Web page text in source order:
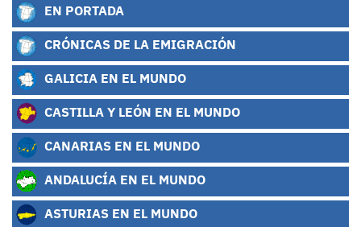
EN PORTADA
CRÓNICAS DE LA EMIGRACIÓN
GALICIA EN EL MUNDO
CASTILLA Y LEÓN EN EL MUNDO
CANARIAS EN EL MUNDO
ANDALUCÍA EN EL MUNDO
ASTURIAS EN EL MUNDO